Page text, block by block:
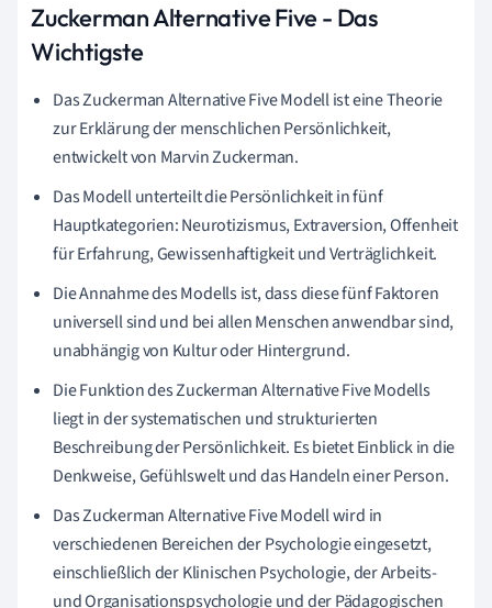
Zuckerman Alternative Five - Das
Wichtigste
Das Zuckerman Alternative Five Modell ist eine Theorie
zur Erklärung der menschlichen Persönlichkeit,
entwickelt von Marvin Zuckerman.
Das Modell unterteilt die Persönlichkeit in fünf
Hauptkategorien: Neurotizismus, Extraversion, Offenheit
für Erfahrung, Gewissenhaftigkeit und Verträglichkeit.
Die Annahme des Modells ist, dass diese fünf Faktoren
universell sind und bei allen Menschen anwendbar sind,
unabhängig von Kultur oder Hintergrund.
Die Funktion des Zuckerman Alternative Five Modells
liegt in der systematischen und strukturierten
Beschreibung der Persönlichkeit. Es bietet Einblick in die
Denkweise, Gefühlswelt und das Handeln einer Person.
Das Zuckerman Alternative Five Modell wird in
verschiedenen Bereichen der Psychologie eingesetzt,
einschließlich der Klinischen Psychologie, der Arbeits-
und Organisationspsychologie und der Pädagogischen